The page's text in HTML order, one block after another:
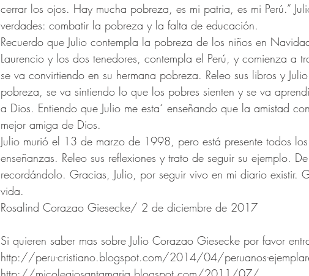
cerrar los ojos. Hay mucha pobreza, es mi patria, es mi Perú.”
verdades: combatir la pobreza y la falta de educación.
Recuerdo que Julio contempla la pobreza de los niños en
Laurencio y los dos tenedores, contempla el Perú, y comienza a
se va convirtiendo en su hermana pobreza. Releo sus libros y
pobreza, se va sintiendo lo que los pobres sienten y se va
a Dios. Entiendo que Julio me esta´ enseñando que la amistad
mejor amiga de Dios.
Julio murió el 13 de marzo de 1998, pero está presente todos
enseñanzas. Releo sus reflexiones y trato de seguir su ejemplo.
recordándolo. Gracias, Julio, por seguir vivo en mi diario existir.
vida.
Rosalind Corazao Giesecke/ 2 de diciembre de 2017
Si quieren saber mas sobre Julio Corazao Giesecke por favor
http://peru-cristiano.blogspot.com/2014/04/peruanos-